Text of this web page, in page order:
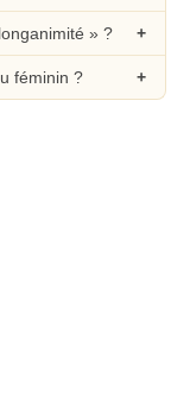
» ?
féminin ?